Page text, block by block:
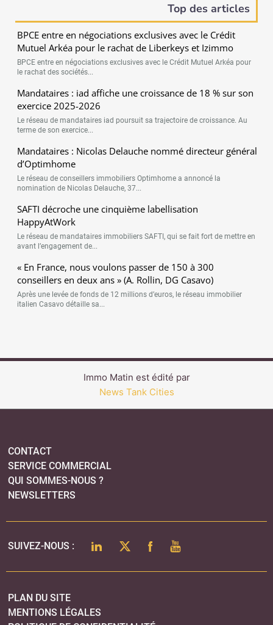
Top des articles
BPCE entre en négociations exclusives avec le Crédit
Mutuel Arkéa pour le rachat de Liberkeys et Izimmo
BPCE entre en négociations exclusives avec le Crédit Mutuel Arkéa pour
le rachat des sociétés...
Mandataires : iad affiche une croissance de 18 % sur son
exercice 2025-2026
Le réseau de mandataires iad poursuit sa trajectoire de croissance. Au
terme de son exercice...
Mandataires : Nicolas Delauche nommé directeur général
d’Optimhome
Le réseau de conseillers immobiliers Optimhome a annoncé la
nomination de Nicolas Delauche, 37...
SAFTI décroche une cinquième labellisation
HappyAtWork
Le réseau de mandataires immobiliers SAFTI, qui se fait fort de mettre en
avant l’engagement de...
« En France, nous voulons passer de 150 à 300
conseillers en deux ans » (A. Rollin, DG Casavo)
Après une levée de fonds de 12 millions d’euros, le réseau immobilier
italien Casavo détaille sa...
Immo Matin est édité par
News Tank Cities
CONTACT
SERVICE COMMERCIAL
QUI SOMMES-NOUS ?
NEWSLETTERS
SUIVEZ-NOUS : LINKEDINTWITTERFACEBOOK
YOUTUBE
PLAN DU SITE
MENTIONS LÉGALES